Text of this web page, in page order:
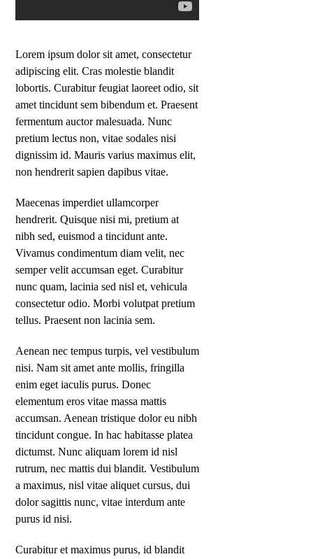
Lorem ipsum dolor sit amet, consectetur
adipiscing elit. Cras molestie blandit
lobortis. Curabitur feugiat laoreet odio, sit
amet tincidunt sem bibendum et. Praesent
fermentum auctor malesuada. Nunc
pretium lectus non, vitae sodales nisi
dignissim id. Mauris varius maximus elit,
non hendrerit sapien dapibus vitae.
Maecenas imperdiet ullamcorper
hendrerit. Quisque nisi mi, pretium at
nibh sed, euismod a tincidunt ante.
Vivamus condimentum diam velit, nec
semper velit accumsan eget. Curabitur
nunc quam, lacinia sed nisl et, vehicula
consectetur odio. Morbi volutpat pretium
tellus. Praesent non lacinia sem.
Aenean nec tempus turpis, vel vestibulum
nisi. Nam sit amet ante mollis, fringilla
enim eget iaculis purus. Donec
elementum eros vitae massa mattis
accumsan. Aenean tristique dolor eu nibh
tincidunt congue. In hac habitasse platea
dictumst. Nunc aliquam lorem id nisl
rutrum, nec mattis dui blandit. Vestibulum
a maximus, nisl vitae aliquet cursus, dui
dolor sagittis nunc, vitae interdum ante
purus id nisi.
Curabitur et maximus purus, id blandit